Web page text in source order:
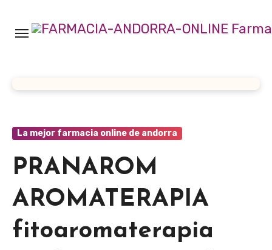
contenido
La mejor farmacia online de andorra
PRANAROM
AROMATERAPIA
fitoaromaterapia